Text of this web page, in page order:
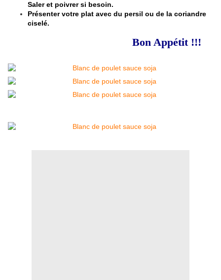
Saler et poivrer si besoin.
Présenter votre plat avec du persil ou de la coriandre
ciselé.
Bon Appétit !!!